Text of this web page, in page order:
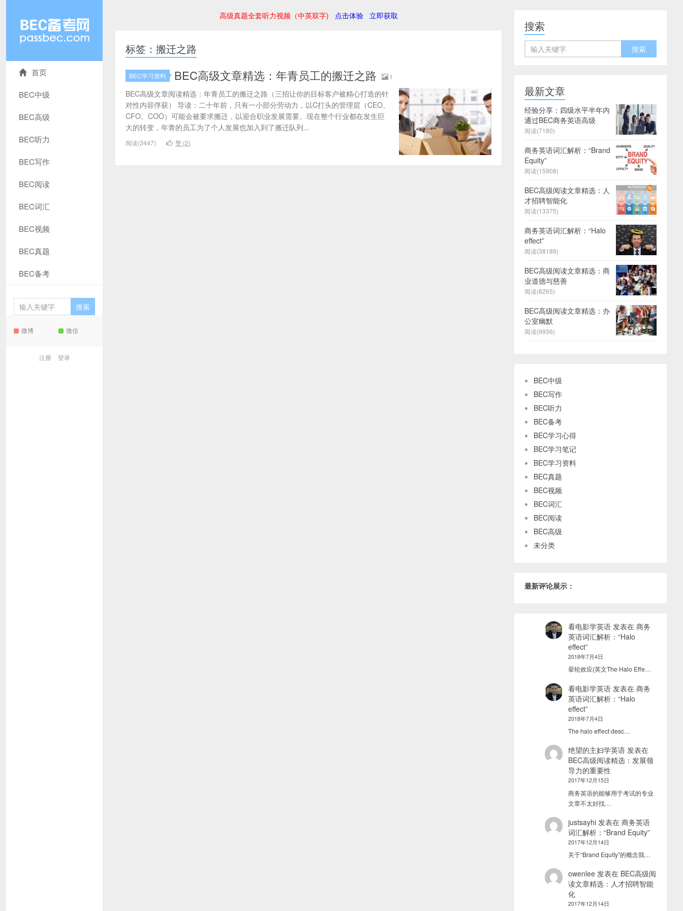
首页
BEC中级
BEC高级
BEC听力
BEC写作
BEC阅读
BEC词汇
BEC视频
BEC真题
BEC备考
微博 微信
注册 登录
高级真题全套听力视频（中英双字) 点击体验 立即获取
标签：搬迁之路
BEC学习资料 BEC高级文章精选：年青员工的搬迁之路 1
BEC高级文章阅读精选：年青员工的搬迁之路（三招让你的目标客户被精心打造的针
对性内容俘获） 导读：二十年前，只有一小部分劳动力，以C打头的管理层（CEO、
CFO、COO）可能会被要求搬迁，以迎合职业发展需要。现在整个行业都在发生巨
大的转变，年青的员工为了个人发展也加入到了搬迁队列...
阅读(3447) 赞 (2)
搜索
最新文章
经验分享：四级水平半年内
通过BEC商务英语高级
阅读(7180)
商务英语词汇解析：“Brand
Equity”
阅读(15908)
BEC高级阅读文章精选：人
才招聘智能化
阅读(13375)
商务英语词汇解析：“Halo
effect”
阅读(38189)
BEC高级阅读文章精选：商
业道德与慈善
阅读(8265)
BEC高级阅读文章精选：办
公室幽默
阅读(9936)
BEC中级
BEC写作
BEC听力
BEC备考
BEC学习心得
BEC学习笔记
BEC学习资料
BEC真题
BEC视频
BEC词汇
BEC阅读
BEC高级
未分类
最新评论展示：
看电影学英语发表在 商务
英语词汇解析：“Halo
effect”
2018年7月4日
晕轮效应(英文The Halo Effe…
看电影学英语发表在 商务
英语词汇解析：“Halo
effect”
2018年7月4日
The halo effect desc…
绝望的主妇学英语发表在
BEC高级阅读精选：发展领
导力的重要性
2017年12月15日
商务英语的能够用于考试的专业
文章不太好找…
justsayhi发表在 商务英语
词汇解析：“Brand Equity”
2017年12月14日
关于“Brand Equity”的概念我…
owenlee发表在 BEC高级阅
读文章精选：人才招聘智能
化
2017年12月14日